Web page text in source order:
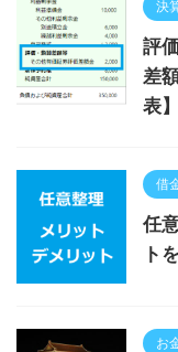
決
評
差
表】
借
任
ト
お